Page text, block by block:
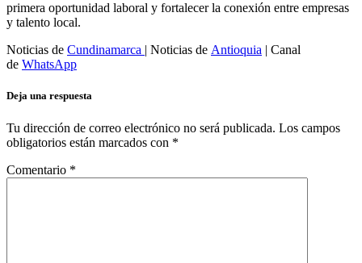
primera oportunidad laboral y fortalecer la conexión entre empresas
y talento local.
Noticias de Cundinamarca | Noticias de Antioquia | Canal
de WhatsApp
Deja una respuesta
Tu dirección de correo electrónico no será publicada. Los campos
obligatorios están marcados con *
Comentario *